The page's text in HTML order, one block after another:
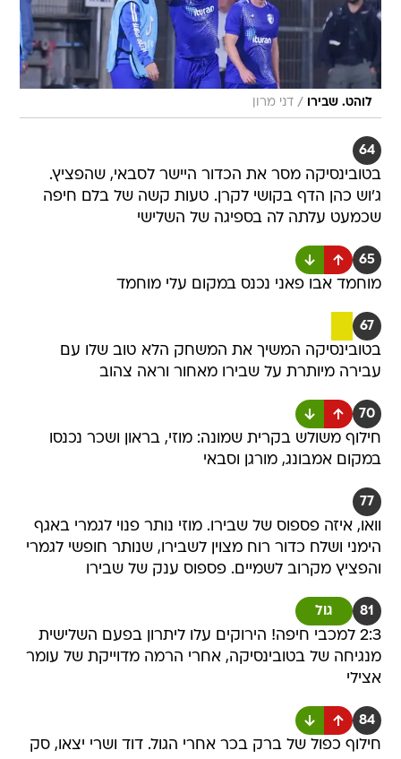
לוהט. שבירו / דני מרון
64
בטובינסיקה מסר את הכדור היישר לסבאי, שהפציץ.
ג'וש כהן הדף בקושי לקרן. טעות קשה של בלם חיפה
שכמעט עלתה לה בספיגה של השלישי
65
מוחמד אבו פאני נכנס במקום עלי מוחמד
67
בטובינסיקה המשיך את המשחק הלא טוב שלו עם
עבירה מיותרת על שבירו מאחור וראה צהוב
70
חילוף משולש בקרית שמונה: מוזי, בראון ושכר נכנסו
במקום אמבונג, מורגן וסבאי
77
וואו, איזה פספוס של שבירו. מוזי נותר פנוי לגמרי באגף
הימני ושלח כדור רוח מצוין לשבירו, שנותר חופשי לגמרי
והפציץ מקרוב לשמיים. פספוס ענק של שבירו
81 גול
2:3 למכבי חיפה! הירוקים עלו ליתרון בפעם השלישית
מנגיחה של בטובינסיקה, אחרי הרמה מדוייקת של עומר
אצילי
84
חילוף כפול של ברק בכר אחרי הגול. דוד ושרי יצאו, סק